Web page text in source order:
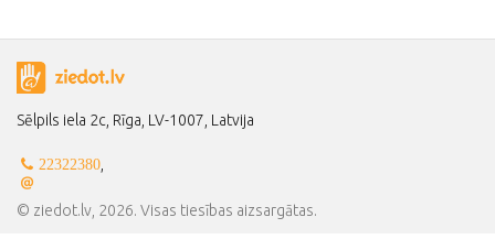
Sēlpils iela 2c, Rīga, LV-1007, Latvija
22322380,
© ziedot.lv, 2026. Visas tiesības aizsargātas.